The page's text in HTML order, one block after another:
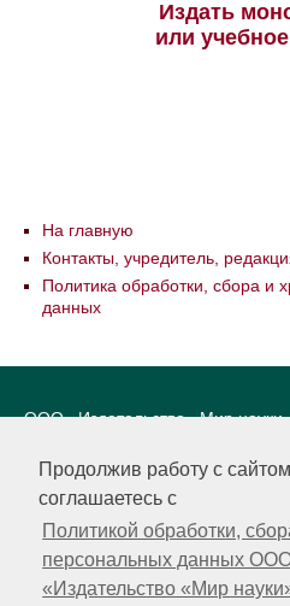
Продолжив работу с
соглашаетесь с
Политикой обработки,
персональных данных
«Издательство «Мир
Издать
или
На главную
Контакты, учредитель,
Политика обработки, сбора и
данных
ООО «Издательство «Мир
LLC Материалы, размещенные
охраняются Законом о защите
прав. Публикация любых
этого сайта запрещена без
предварительного согласования с
издательством. Авторские права
размещенные на сайте научные